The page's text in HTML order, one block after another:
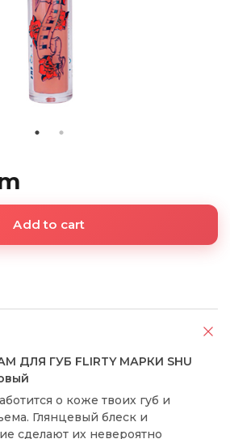
Add to cart
ДЛЯ ГУБ FLIRTY МАРКИ SHU
о коже твоих губ и
Глянцевый блеск и
сделают их невероятно